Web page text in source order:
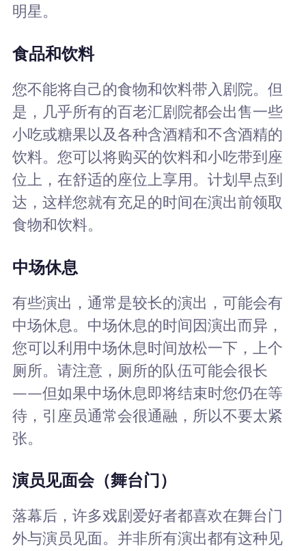
明星。
食品和饮料
您不能将自己的食物和饮料带入剧院。但
是，几乎所有的百老汇剧院都会出售一些
小吃或糖果以及各种含酒精和不含酒精的
饮料。您可以将购买的饮料和小吃带到座
位上，在舒适的座位上享用。计划早点到
达，这样您就有充足的时间在演出前领取
食物和饮料。
中场休息
有些演出，通常是较长的演出，可能会有
中场休息。中场休息的时间因演出而异，
您可以利用中场休息时间放松一下，上个
厕所。请注意，厕所的队伍可能会很长
——但如果中场休息即将结束时您仍在等
待，引座员通常会很通融，所以不要太紧
张。
演员见面会（舞台门）
落幕后，许多戏剧爱好者都喜欢在舞台门
外与演员见面。并非所有演出都有这种见